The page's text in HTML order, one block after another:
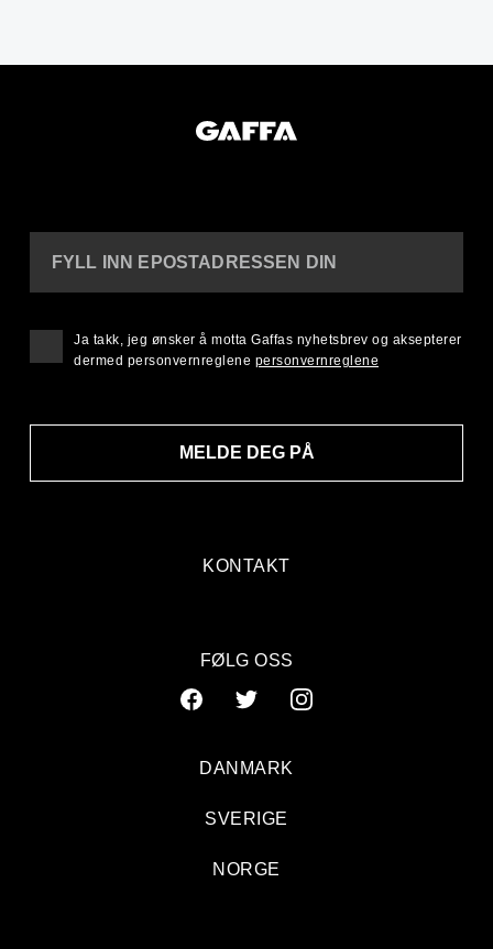
KONTAKT
FYLL INN EPOSTADRESSEN DIN
MELDE DEG PÅ
Ja takk, jeg ønsker å motta Gaffas nyhetsbrev og aksepterer
dermed personvernreglene personvernreglene
FØLG OSS
DANMARK
SVERIGE
NORGE